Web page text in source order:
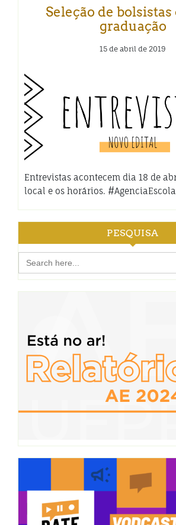
Seleção de bolsistas
graduação
15 de abril de 2019
Entrevistas acontecem dia 18 de
local e os horários.
PESQUISA
Search
for: